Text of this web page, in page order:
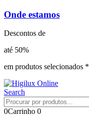
Onde estamos
Descontos de
até 50%
em produtos selecionados *
Search
0Carrinho 0